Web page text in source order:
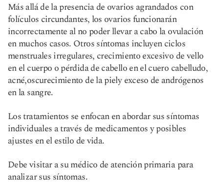
Más allá de la presencia de ovarios agrandados con
folículos circundantes, los ovarios funcionarán
incorrectamente al no poder llevar a cabo la ovulación
en muchos casos. Otros síntomas incluyen ciclos
menstruales irregulares, crecimiento excesivo de vello
en el cuerpo o pérdida de cabello en el cuero cabelludo,
acné,oscurecimiento de la piely exceso de andrógenos
en la sangre.
Los tratamientos se enfocan en abordar sus síntomas
individuales a través de medicamentos y posibles
ajustes en el estilo de vida.
Debe visitar a su médico de atención primaria para
analizar sus síntomas.